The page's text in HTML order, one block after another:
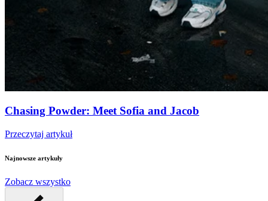
Chasing Powder: Meet Sofia and Jacob
Przeczytaj artykuł
Najnowsze artykuły
Zobacz wszystko